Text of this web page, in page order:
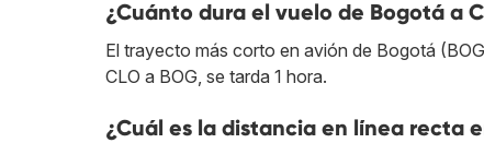
¿Cuánto dura el vuelo de Bogotá a
El trayecto más corto en avión de Bogotá
CLO a BOG, se tarda 1 hora.
¿Cuál es la distancia en línea recta